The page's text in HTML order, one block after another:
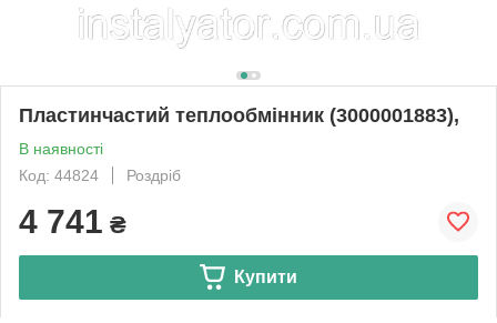
Пластинчастий теплообмінник (3000001883),
В наявності
Код: 44824
Роздріб
4 741 ₴
Купити